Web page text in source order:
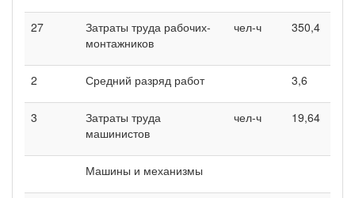
27
Затраты труда рабочих-
монтажников
чел-ч 350,4
2 Средний разряд работ 3,6
3
Затраты труда
машинистов
чел-ч 19,64
Машины и механизмы